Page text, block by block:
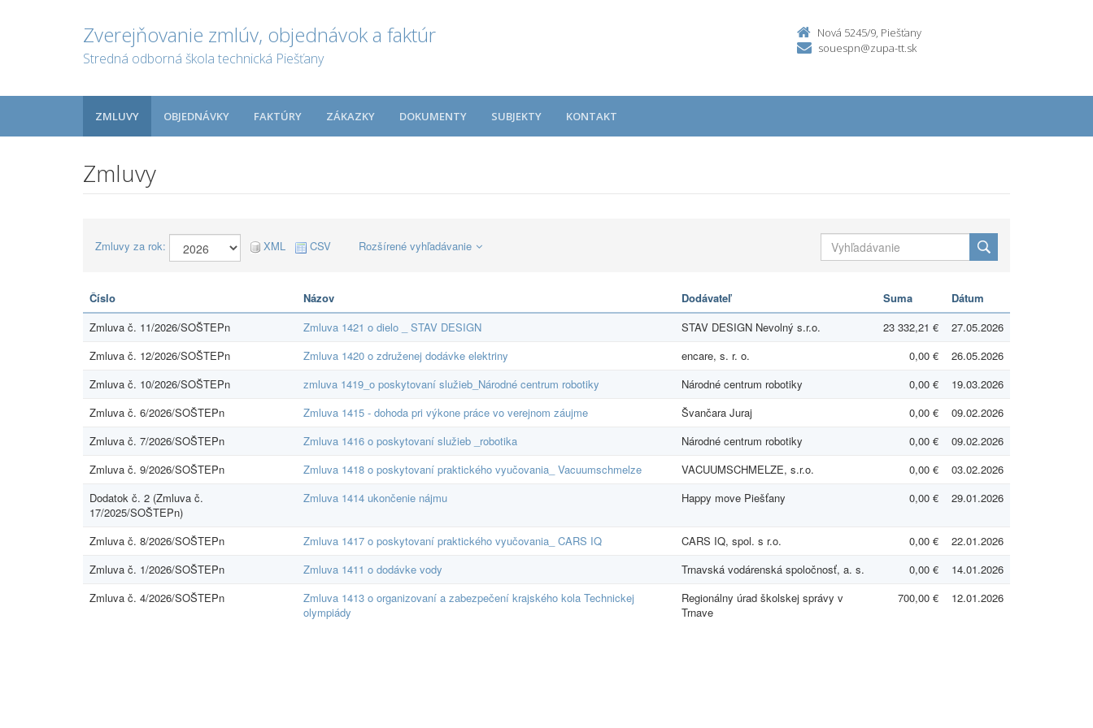
Zverejňovanie zmlúv, objednávok a faktúr
Stredná odborná škola technická Piešťany
Nová 5245/9, Piešťany
souespn@zupa-tt.sk
ZMLUVY OBJEDNÁVKY FAKTÚRY ZÁKAZKY DOKUMENTY SUBJEKTY KONTAKT
Zmluvy
Zmluvy za rok: XML CSV Rozšírené vyhľadávanie
Číslo Názov Dodávateľ Suma
Dátum
Zmluva č. 11/2026/SOŠTEPn
Zmluva 1421 o dielo _ STAV DESIGN STAV DESIGN Nevolný s.r.o. 23 332,21 €
27.05.2026
Zmluva č. 12/2026/SOŠTEPn
Zmluva 1420 o združenej dodávke elektriny encare, s. r. o. 0,00 €
26.05.2026
Zmluva č. 10/2026/SOŠTEPn
zmluva 1419_o poskytovaní služieb_Národné centrum robotiky Národné centrum robotiky 0,00 €
19.03.2026
Zmluva č. 6/2026/SOŠTEPn
Zmluva 1415 - dohoda pri výkone práce vo verejnom záujme Švančara Juraj 0,00 €
09.02.2026
Zmluva č. 7/2026/SOŠTEPn
Zmluva 1416 o poskytovaní služieb _robotika Národné centrum robotiky 0,00 €
09.02.2026
Zmluva č. 9/2026/SOŠTEPn
Zmluva 1418 o poskytovaní praktického vyučovania_ Vacuumschmelze VACUUMSCHMELZE, s.r.o. 0,00 €
03.02.2026
Dodatok č. 2 (Zmluva č.
17/2025/SOŠTEPn)
Zmluva 1414 ukončenie nájmu Happy move Piešťany 0,00 € 29.01.2026
Zmluva č. 8/2026/SOŠTEPn Zmluva 1417 o poskytovaní praktického vyučovania_ CARS IQ CARS IQ, spol. s r.o. 0,00 €
22.01.2026
Zmluva č. 1/2026/SOŠTEPn
Zmluva 1411 o dodávke vody Trnavská vodárenská spoločnosť, a. s. 0,00 €
14.01.2026
Zmluva č. 4/2026/SOŠTEPn
Zmluva 1413 o organizovaní a zabezpečení krajského kola Technickej
olympiády
Regionálny úrad školskej správy v
Trnave
700,00 € 12.01.2026